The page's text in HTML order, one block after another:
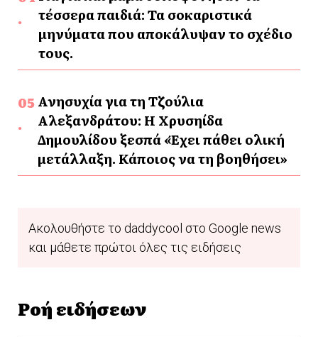
τέσσερα παιδιά: Τα σοκαριστικά
μηνύματα που αποκάλυψαν το σχέδιο
τους.
Ανησυχία για τη Τζούλια
Αλεξανδράτου: Η Χρυσηίδα
Δημουλίδου ξεσπά «Έχει πάθει ολική
μετάλλαξη. Κάποιος να τη βοηθήσει»
Ακολουθήστε το daddycool στο Google news
και μάθετε πρώτοι όλες τις ειδήσεις
Ροή ειδήσεων